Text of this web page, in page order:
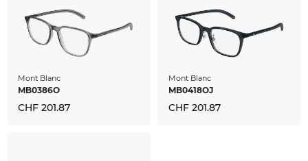
Mont Blanc
MB0386O
CHF 201.87
Mont Blanc
MB0418OJ
CHF 201.87